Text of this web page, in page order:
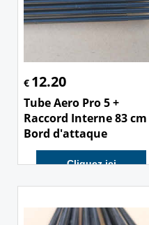
€12.20
Tube Aero Pro 5 +
Raccord Interne 83 cm |
Bord d'attaque